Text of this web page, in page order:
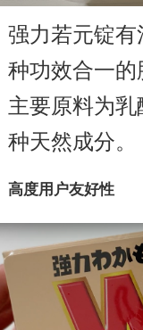
强力若元锭
种功效合一的
主要原料为
种天然成分。
高度用户友好性